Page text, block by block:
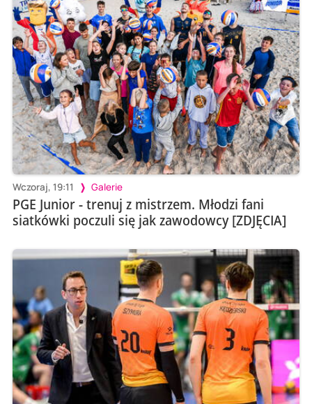
Wczoraj, 19:11 Galerie
PGE Junior - trenuj z mistrzem. Młodzi fani
siatkówki poczuli się jak zawodowcy [ZDJĘCIA]